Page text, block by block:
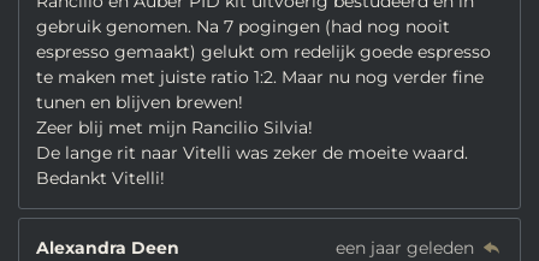
gebruik genomen. Na 7 pogingen (had nog nooit
espresso gemaakt) gelukt om redelijk goede espresso
te maken met juiste ratio 1:2. Maar nu nog verder fine
tunen en blijven brewen!
Zeer blij met mijn Rancilio Silvia!
De lange rit naar Vitelli was zeker de moeite waard.
Bedankt Vitelli!
Alexandra Deen
een jaar geleden